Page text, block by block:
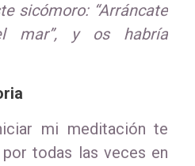
sicómoro: “Arráncate
mar”, y os habría
mi meditación te
todas las veces en